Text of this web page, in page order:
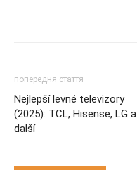
попередня стаття
Nejlepší levné televizory
(2025): TCL, Hisense, LG a
další